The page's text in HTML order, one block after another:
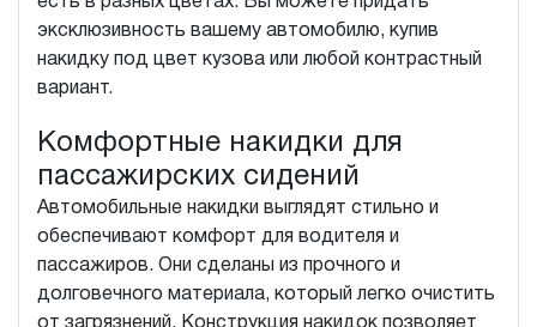
эксклюзивность вашему автомобилю, купив
накидку под цвет кузова или любой контрастный
вариант.
Комфортные накидки для
пассажирских сидений
Автомобильные накидки выглядят стильно и
обеспечивают комфорт для водителя и
пассажиров. Они сделаны из прочного и
долговечного материала, который легко очистить
от загрязнений. Конструкция накидок позволяет